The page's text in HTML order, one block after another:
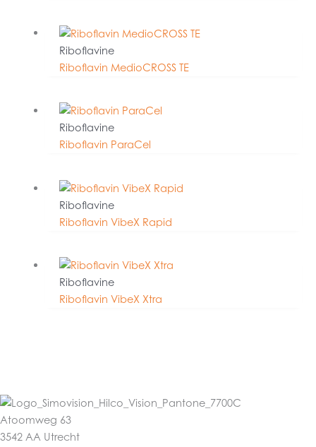
Riboflavine
Riboflavin MedioCROSS TE
Riboflavine
Riboflavin ParaCel
Riboflavine
Riboflavin VibeX Rapid
Riboflavine
Riboflavin VibeX Xtra
Atoomweg 63
3542 AA Utrecht